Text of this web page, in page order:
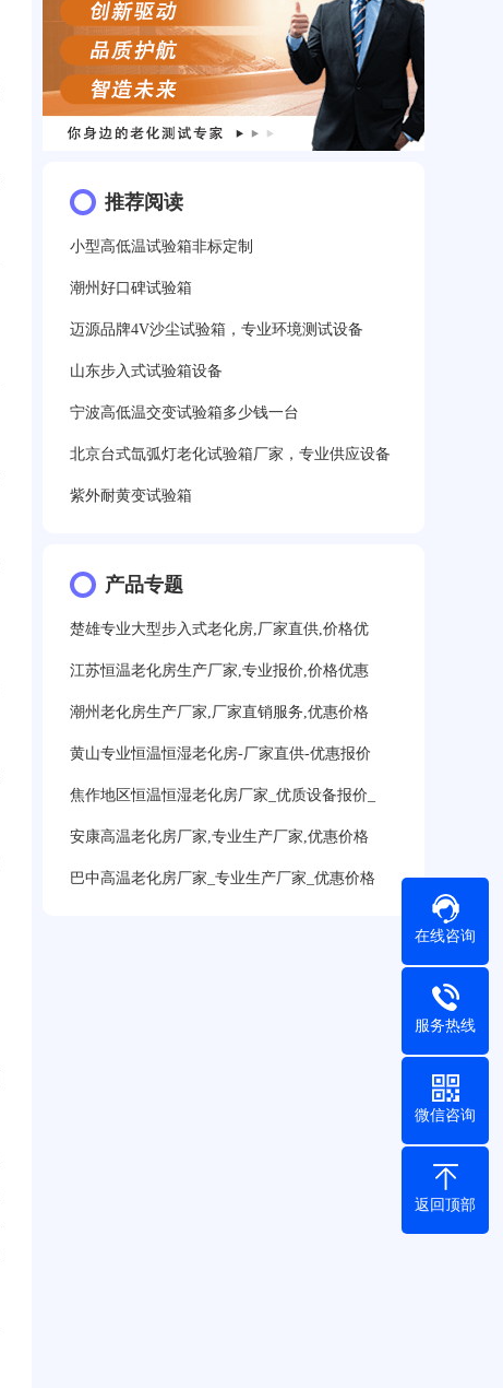
推荐阅读
小型高低温试验箱非标定制
潮州好口碑试验箱
迈源品牌4V沙尘试验箱，专业环境测试设备
山东步入式试验箱设备
宁波高低温交变试验箱多少钱一台
北京台式氙弧灯老化试验箱厂家，专业供应设备
紫外耐黄变试验箱
产品专题
楚雄专业大型步入式老化房,厂家直供,价格优
江苏恒温老化房生产厂家,专业报价,价格优惠
潮州老化房生产厂家,厂家直销服务,优惠价格
黄山专业恒温恒湿老化房-厂家直供-优惠报价
焦作地区恒温恒湿老化房厂家_优质设备报价_
安康高温老化房厂家,专业生产厂家,优惠价格
巴中高温老化房厂家_专业生产厂家_优惠价格
在线咨询
服务热线
微信咨询
返回顶部